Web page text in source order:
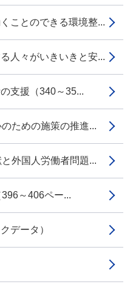
ことのできる環境整...
人々がいきいきと安...
支援（340～35...
ための施策の推進...
外国人労働者問題...
～406ペー...
データ）